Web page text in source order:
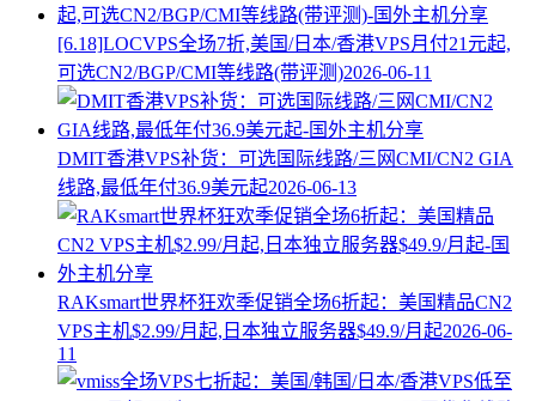
[6.18]LOCVPS全场7折,美国/日本/香港VPS月付21元起,
可选CN2/BGP/CMI等线路(带评测)2026-06-11
DMIT香港VPS补货：可选国际线路/三网CMI/CN2 GIA
线路,最低年付36.9美元起2026-06-13
RAKsmart世界杯狂欢季促销全场6折起：美国精品CN2
VPS主机$2.99/月起,日本独立服务器$49.9/月起2026-06-
11